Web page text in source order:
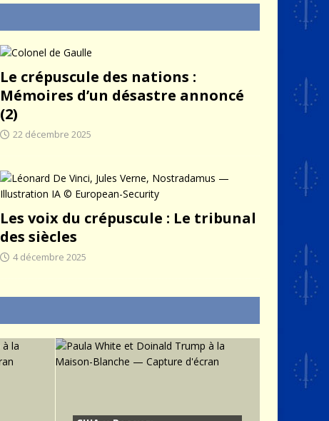
Le crépuscule des nations :
Mémoires d’un désastre annoncé
(2)
22 décembre 2025
Les voix du crépuscule : Le tribunal
des siècles
4 décembre 2025